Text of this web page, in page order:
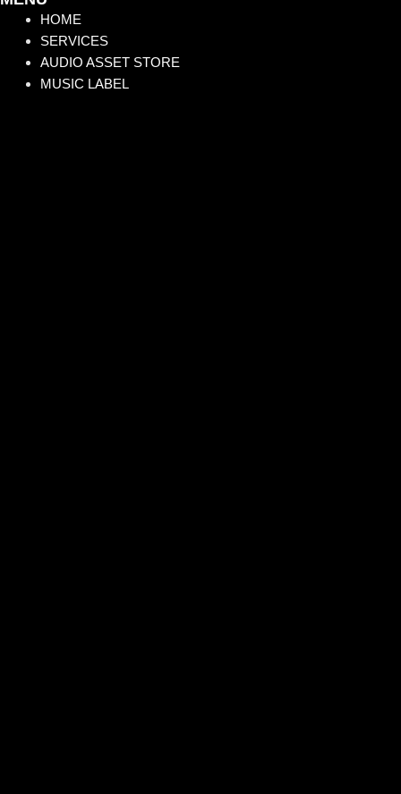
HOME
SERVICES
AUDIO ASSET STORE
MUSIC LABEL